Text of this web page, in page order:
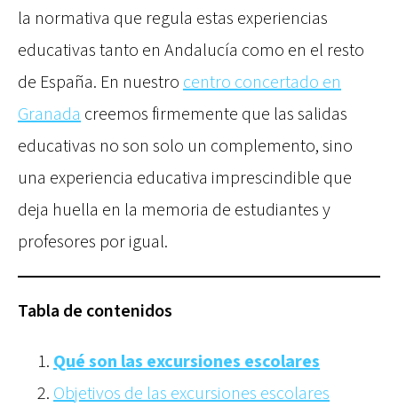
la normativa que regula estas experiencias
educativas tanto en Andalucía como en el resto
de España. En nuestro centro concertado en
Granada creemos firmemente que las salidas
educativas no son solo un complemento, sino
una experiencia educativa imprescindible que
deja huella en la memoria de estudiantes y
profesores por igual.
Tabla de contenidos
Qué son las excursiones escolares
Objetivos de las excursiones escolares